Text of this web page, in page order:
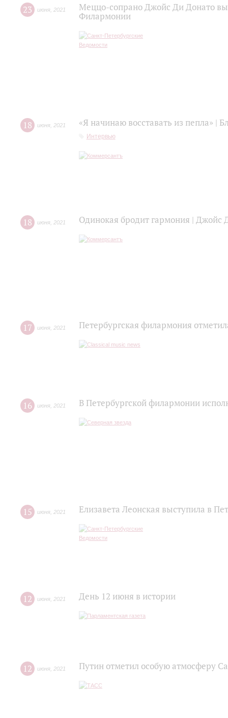
23 июня 2021
Меццо-сопрано Джойс Ди Донато
Филармонии
18 июня 2021 «Я начинаю восставать из пепла» |
Интервью
18 июня 2021 Одинокая бродит гармония | Джойс
17 июня 2021 Петербургская филармония
16 июня 2021 В Петербургской филармонии
15 июня 2021 Елизавета Леонская выступила в
12 июня 2021 День 12 июня в истории
12 июня 2021 Путин отметил особую атмосферу